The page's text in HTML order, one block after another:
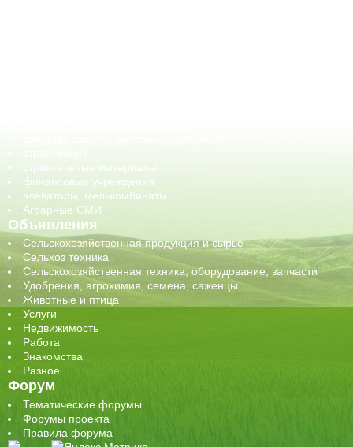
строительные материалы
финансовые учреждения
элеваторы, мелькомбинаты
Аграрные СМИ
Объявления
Сельскохозяйственная продукция и сырье
Сельхоз техника
Сельскохозяйственная техника, оборудование, запчасти
Удобрения, агрохимия, семена, саженцы
Животные и птица
Услуги
Недвижимость
Работа
Знакомства
Разное
Форум
Тематические форумы
Форумы проекта
Правила форума